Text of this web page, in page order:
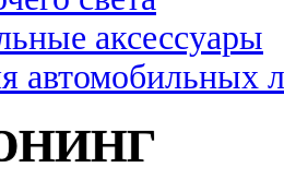
аксессуары
автомобильных